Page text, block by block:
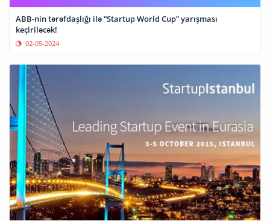
ABB-nin tərəfdaşlığı ilə “Startup World Cup” yarışması
keçiriləcək!
02-09-2024